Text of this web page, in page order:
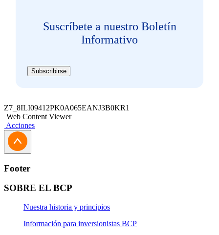
Suscríbete a nuestro Boletín
Informativo
Subscribirse
Z7_8ILI09412PK0A065EANJ3B0KR1
Web Content Viewer
Acciones
Footer
SOBRE EL BCP
Nuestra historia y principios
Información para inversionistas BCP